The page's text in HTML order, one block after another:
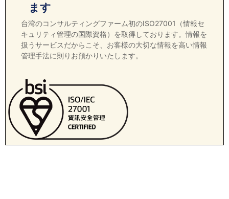
ます
台湾のコンサルティングファーム初のISO27001（情報セ
キュリティ管理の国際資格）を取得しております。情報を
扱うサービスだからこそ、お客様の大切な情報を高い情報
管理手法に則りお預かりいたします。